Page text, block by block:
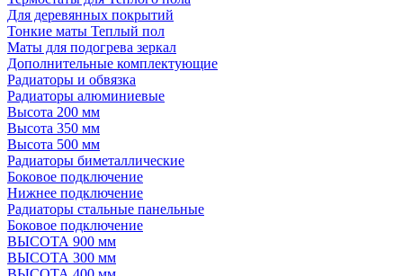
Для деревянных покрытий
Тонкие маты Теплый пол
Маты для подогрева зеркал
Дополнительные комплектующие
Радиаторы и обвязка
Радиаторы алюминиевые
Высота 200 мм
Высота 350 мм
Высота 500 мм
Радиаторы биметаллические
Боковое подключение
Нижнее подключение
Радиаторы стальные панельные
Боковое подключение
ВЫСОТА 900 мм
ВЫСОТА 300 мм